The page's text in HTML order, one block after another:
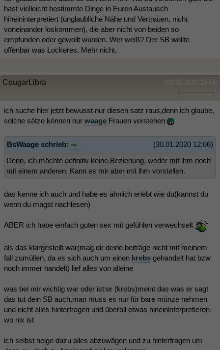
hast vielleicht bestimmte Dinge in Euren Austausch
hineininterpretiert (unglaubliche Nähe und Vertrauen, nicht
voneinander loskommen), die aber nicht von beiden so
empfunden oder gewollt wurden. Wer weiß? Der SB wollte
offenbar was Lockeres. Mehr nicht.
(03.02.2020 15:54)
CougarLibra
ich suche hier jetzt bewusst nur diesen satz raus,denn ich glaube,
solche sätze können nur waage Frauen verstehen
(30.01.2020 12:06)
BsWaage schrieb:
Denn, ich möchte definitiv keine Beziehung, weder mit ihm noch
mit einem anderen. Kann es mir aber mit ihm vorstellen.
das kenne ich auch und habe es ähnlich erlebt wie du(kannst du
wenn du magst nachlesen)
ABER ich habe einfach guten sex mit gefühlen verwechselt
als das klargestellt war(mag dir deine beiträge nicht mit meinem
fall zumüllen, da es sich auch um einen krebs gehandelt hat bzw
noch immer handelt) lief alles von alleine
was bei mir wichtig war oder ist:er (krebs)meint das was er sagt
das tut dein SB auch,man muss es nur für bare münze nehmen
und nicht alles hinterfragen und überall etwas hineininterpretieren
wo nix ist
ich selbst neige dazu alles abzuwägen und zu hinterfragen um